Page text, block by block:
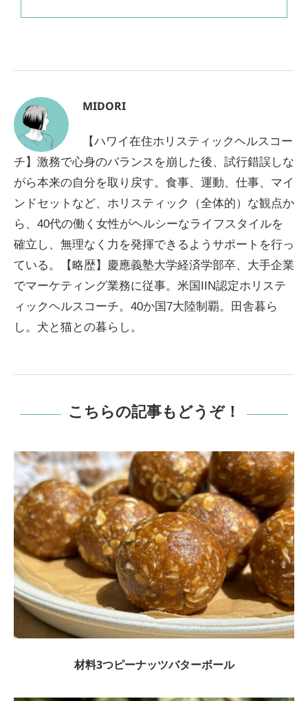
MIDORI
【ハワイ在住ホリスティックヘルスコー
チ】激務で心身のバランスを崩した後、試行錯誤しな
がら本来の自分を取り戻す。食事、運動、仕事、マイ
ンドセットなど、ホリスティック（全体的）な観点か
ら、40代の働く女性がヘルシーなライフスタイルを
確立し、無理なく力を発揮できるようサポートを行っ
ている。【略歴】慶應義塾大学経済学部卒、大手企業
でマーケティング業務に従事。米国IIN認定ホリステ
ィックヘルスコーチ。40か国7大陸制覇。田舎暮ら
し。犬と猫との暮らし。
こちらの記事もどうぞ！
材料3つピーナッツバターボール